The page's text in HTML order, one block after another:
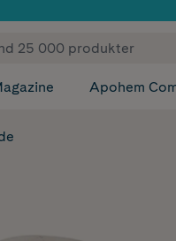
✓ Fri frakt
Apohem